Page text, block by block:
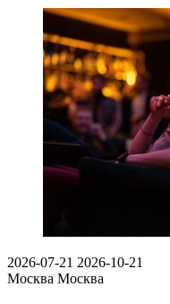
2026-07-21 2026-10-21
Москва Москва